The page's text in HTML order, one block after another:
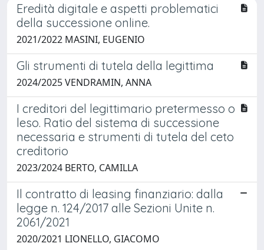
Eredità digitale e aspetti problematici
della successione online.
2021/2022 MASINI, EUGENIO
Gli strumenti di tutela della legittima
2024/2025 VENDRAMIN, ANNA
I creditori del legittimario pretermesso o
leso. Ratio del sistema di successione
necessaria e strumenti di tutela del ceto
creditorio
2023/2024 BERTO, CAMILLA
Il contratto di leasing finanziario: dalla
legge n. 124/2017 alle Sezioni Unite n.
2061/2021
2020/2021 LIONELLO, GIACOMO